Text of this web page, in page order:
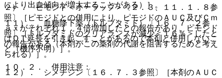
により出血傾向が増大することがある）］。
１１）． 血糖降下薬（トルブタミド）〔１６．７．２参
照〕［トルブタミドのクリアランスが減少＜１６％＞したと
の報告がある（本剤がこの薬剤の代謝を阻害するためと考え
られる）］。
１２）． シメチジン〔１６．７．３参照〕［本剤のＡＵＣ
２）． ピモジド＜オーラップ＞〔２．３、１１．１．８参
照〕［ピモジドとの併用により、ピモジドのＡＵＣ及びＣｍ
ａｘがそれぞれ１．４倍増加したとの報告があり、ピモジド
はＱＴ延長を引き起こすことがあるので本剤と併用しないこ
と（機序不明）］。
１０．２． 併用注意：